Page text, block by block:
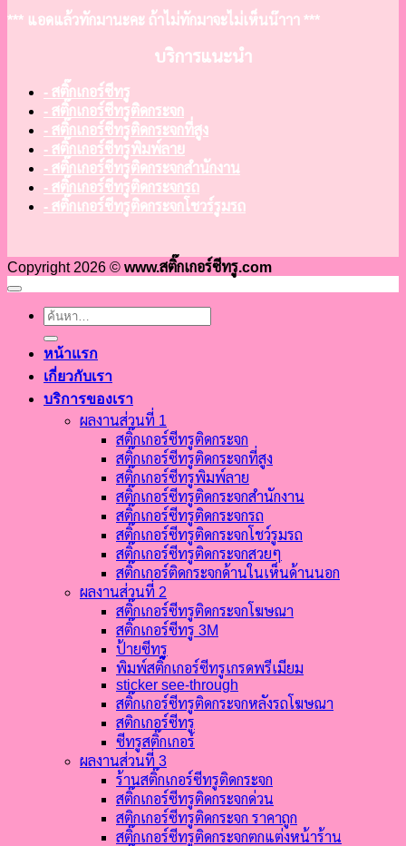
*** แอดแล้วทักมานะคะ ถ้าไม่ทักมาจะไม่เห็นน๊าาา ***
บริการแนะนำ
- สติ๊กเกอร์ซีทรู
- สติ๊กเกอร์ซีทรูติดกระจก
- สติ๊กเกอร์ซีทรูติดกระจกที่สูง
- สติ๊กเกอร์ซีทรูพิมพ์ลาย
- สติ๊กเกอร์ซีทรูติดกระจกสำนักงาน
- สติ๊กเกอร์ซีทรูติดกระจกรถ
- สติ๊กเกอร์ซีทรูติดกระจกโชวร์รูมรถ
Copyright 2026 © www.สติ๊กเกอร์ซีทรู.com
หน้าแรก
เกี่ยวกับเรา
บริการของเรา
ผลงานส่วนที่ 1
สติ๊กเกอร์ซีทรูติดกระจก
สติ๊กเกอร์ซีทรูติดกระจกที่สูง
สติ๊กเกอร์ซีทรูพิมพ์ลาย
สติ๊กเกอร์ซีทรูติดกระจกสำนักงาน
สติ๊กเกอร์ซีทรูติดกระจกรถ
สติ๊กเกอร์ซีทรูติดกระจกโชว์รูมรถ
สติ๊กเกอร์ซีทรูติดกระจกสวยๆ
สติ๊กเกอร์ติดกระจกด้านในเห็นด้านนอก
ผลงานส่วนที่ 2
สติ๊กเกอร์ซีทรูติดกระจกโฆษณา
สติ๊กเกอร์ซีทรู 3M
ป้ายซีทรู
พิมพ์สติ๊กเกอร์ซีทรูเกรดพรีเมียม
sticker see-through
สติ๊กเกอร์ซีทรูติดกระจกหลังรถโฆษณา
สติกเกอร์ซีทรู
ซีทรูสติ๊กเกอร์
ผลงานส่วนที่ 3
ร้านสติ๊กเกอร์ซีทรูติดกระจก
สติ๊กเกอร์ซีทรูติดกระจกด่วน
สติกเกอร์ซีทรูติดกระจก ราคาถูก
สติ๊กเกอร์ซีทรูติดกระจกตกแต่งหน้าร้าน